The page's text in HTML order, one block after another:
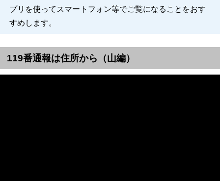
プリを使ってスマートフォン等でご覧になることをおす
すめします。
119番通報は住所から（山編）